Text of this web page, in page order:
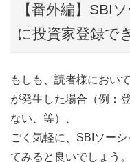
【番外編】SBI
に投資家登録で
もしも、読者様におい
が発生した場合（例：
ない、等）、
ごく気軽に、SBIソー
てみると良いでしょう。